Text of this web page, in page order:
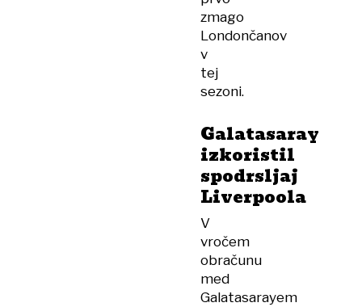
zmago
Londončanov
v
tej
sezoni.
Galatasaray
izkoristil
spodrsljaj
Liverpoola
V
vročem
obračunu
med
Galatasarayem